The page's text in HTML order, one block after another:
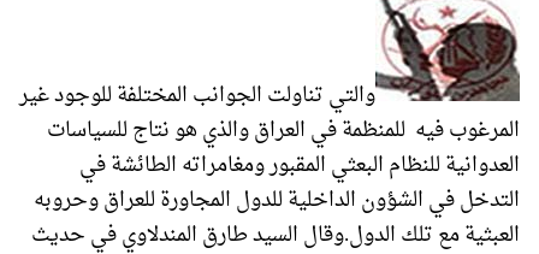
والتي تناولت الجوانب المختلفة للوجود غير
المرغوب فيه للمنظمة في العراق والذي هو نتاج للسياسات
العدوانية للنظام البعثي المقبور ومغامراته الطائشة في
التدخل في الشؤون الداخلية للدول المجاورة للعراق وحروبه
العبثية مع تلك الدول.وقال السيد طارق المندلاوي في حديث